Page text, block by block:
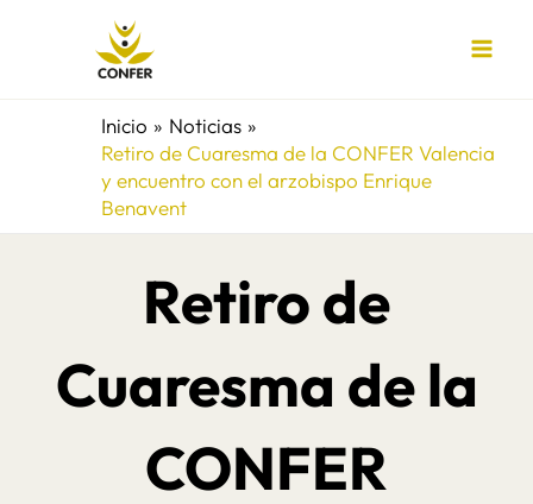
Inicio
Noticias
Retiro de Cuaresma de la CONFER Valencia
y encuentro con el arzobispo Enrique
Benavent
Retiro de
Cuaresma de la
CONFER